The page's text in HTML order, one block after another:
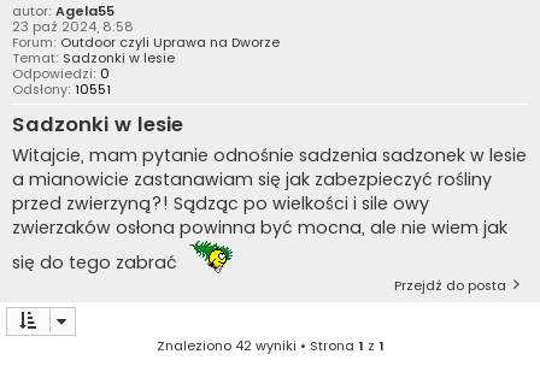
autor: Agela55
23 paź 2024, 8:58
Forum: Outdoor czyli Uprawa na Dworze
Temat: Sadzonki w lesie
Odpowiedzi: 0
Odsłony: 10551
Sadzonki w lesie
Witajcie, mam pytanie odnośnie sadzenia sadzonek w lesie
a mianowicie zastanawiam się jak zabezpieczyć rośliny
przed zwierzyną?! Sądząc po wielkości i sile owy
zwierzaków osłona powinna być mocna, ale nie wiem jak
się do tego zabrać
Przejdź do posta
Znaleziono 42 wyniki • Strona 1 z 1